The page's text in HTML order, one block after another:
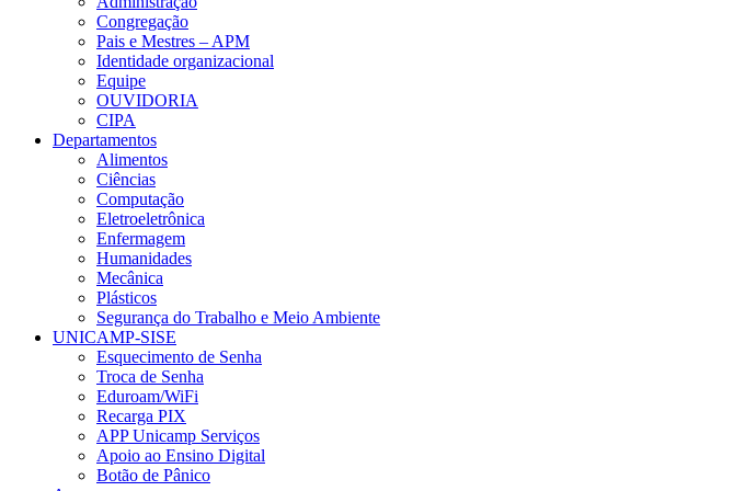
Congregação
Pais e Mestres – APM
Identidade organizacional
Equipe
OUVIDORIA
CIPA
Departamentos
Alimentos
Ciências
Computação
Eletroeletrônica
Enfermagem
Humanidades
Mecânica
Plásticos
Segurança do Trabalho e Meio Ambiente
UNICAMP-SISE
Esquecimento de Senha
Troca de Senha
Eduroam/WiFi
Recarga PIX
APP Unicamp Serviços
Apoio ao Ensino Digital
Botão de Pânico